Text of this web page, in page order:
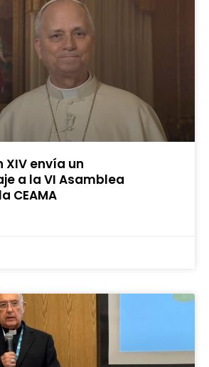
XIV envía un
a la VI Asamblea
CEAMA